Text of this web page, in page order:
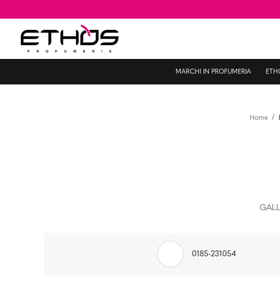
MARCHI IN PROFUMERIA
Home
0185-231054